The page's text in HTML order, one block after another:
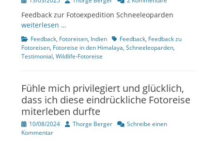
Feedback zur Fotoexpedition Schneeleoparden
weiterlesen …
Kategorien
Feedback, Fotoreisen, Indien TagsFeedback, Feedback zu
Fotoreisen, Fotoreise in den Himalaya, Schneeleoparden,
Testimonial, Wildlife-Fotoreise
Fühle mich privilegiert und glücklich,
dass ich diese eindrückliche Fotoreise
miterleben durfte
Veröffentlicht
am
10/08/2024 Author
Thorge Berger
Schreibe einen
Kommentar